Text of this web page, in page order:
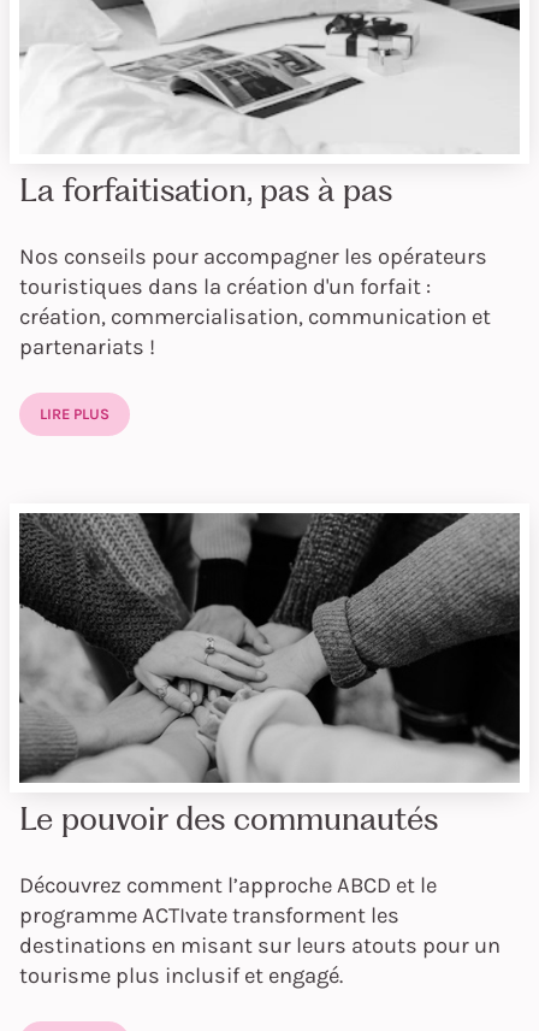
La forfaitisation, pas à pas
Nos conseils pour accompagner les opérateurs
touristiques dans la création d'un forfait :
création, commercialisation, communication et
partenariats !
LIRE PLUS
Le pouvoir des communautés
Découvrez comment l’approche ABCD et le
programme ACTIvate transforment les
destinations en misant sur leurs atouts pour un
tourisme plus inclusif et engagé.